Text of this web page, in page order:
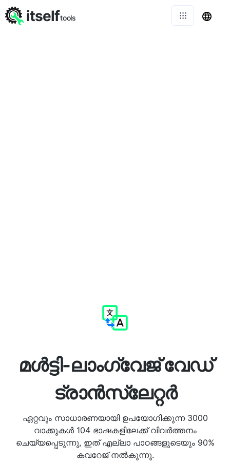
മൾട്ടി-ലാംഗ്വേജ് വേഡ്
ട്രാൻസ്ലേറ്റർ
ഏറ്റവും സാധാരണയായി ഉപയോഗിക്കുന്ന 3000
വാക്കുകൾ 104 ഭാഷകളിലേക്ക് വിവർത്തനം
ചെയ്യപ്പെടുന്നു, ഇത് എല്ലാ പാഠങ്ങളുടെയും 90%
കവറേജ് നൽകുന്നു.
itselftools